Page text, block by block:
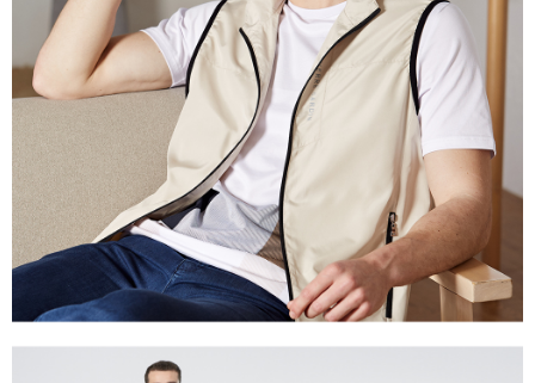
宅配(本島)
每筆NT$80，滿NT$1,200(含以上)免運費
宅配(離島)
每筆NT$80，滿NT$1,200(含以上)免運費